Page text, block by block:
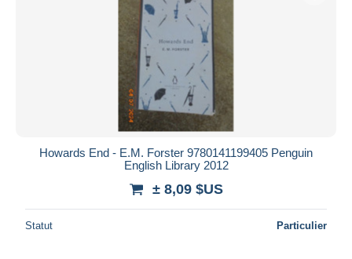
Howards End - E.M. Forster 9780141199405 Penguin
English Library 2012
± 8,09 $US
Statut Particulier